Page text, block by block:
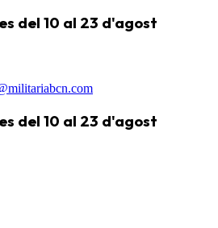
del 10 al 23 d'agost
del 10 al 23 d'agost